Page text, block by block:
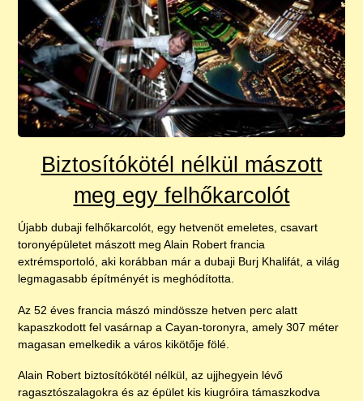
Biztosítókötél nélkül mászott
meg egy felhőkarcolót
Újabb dubaji felhőkarcolót, egy hetvenöt emeletes, csavart
toronyépületet mászott meg Alain Robert francia
extrémsportoló, aki korábban már a dubaji Burj Khalifát, a világ
legmagasabb építményét is meghódította.
Az 52 éves francia mászó mindössze hetven perc alatt
kapaszkodott fel vasárnap a Cayan-toronyra, amely 307 méter
magasan emelkedik a város kikötője fölé.
Alain Robert biztosítókötél nélkül, az ujjhegyein lévő
ragasztószalagokra és az épület kis kiugróira támaszkodva